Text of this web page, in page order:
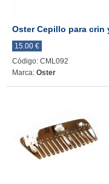
Oster Cepillo para crin
15.00 €
Código: CML092
Marca: Oster